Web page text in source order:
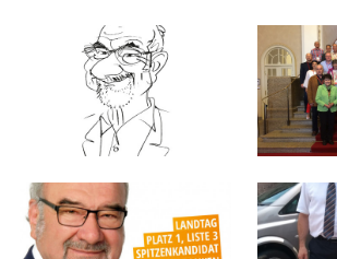
Mitglied in den Ausschüssen
und Pflege sowie
Kunst.